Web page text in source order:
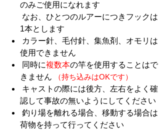
のみご使用になれます
なお、ひとつのルアーにつきフックは
1本とします
カラー針、毛付針、集魚剤、オモリは
使用できません
同時に複数本の竿を使用することはで
きません
（持ち込みはOKです）
キャストの際には後方、左右をよく確
認して事故の無いようにしてください
釣り場を離れる場合、移動する場合は
荷物を持って行ってください